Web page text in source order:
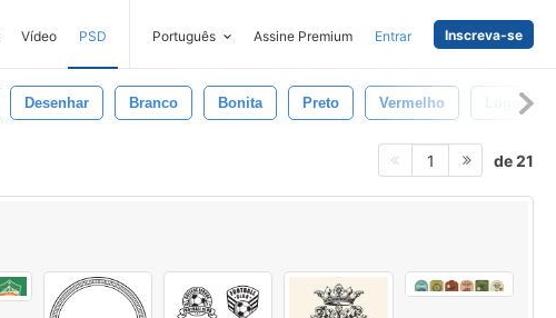
Vídeo PSD Português Assine Premium Entrar Inscreva-se
Desenhar Branco Bonita Preto Vermelho Logotipo
1 de 21